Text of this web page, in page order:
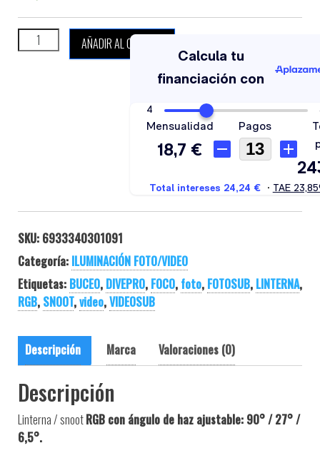
DIVEPRO RGB SNOOT cantidad
AÑADIR AL CARRITO
SKU: 6933340301091
Categoría: ILUMINACIÓN FOTO/VIDEO
Etiquetas: BUCEO, DIVEPRO, FOCO, foto, FOTOSUB, LINTERNA,
RGB, SNOOT,video,VIDEOSUB
Descripción Marca Valoraciones (0)
Descripción
Linterna / snootRGB con ángulo de haz ajustable: 90° / 27° /
6,5°.